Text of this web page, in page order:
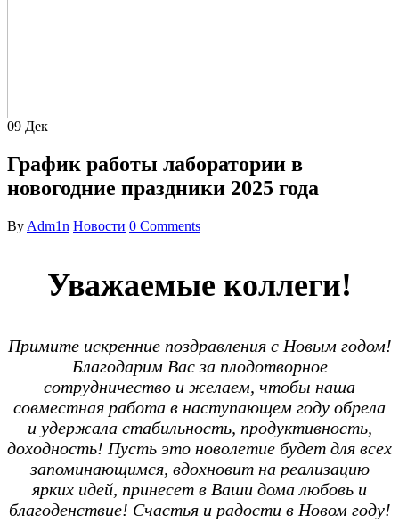
09 Дек
График работы лаборатории в
новогодние праздники 2025 года
By Adm1n Новости 0 Comments
Уважаемые коллеги!
Примите искренние поздравления с Новым годом!
Благодарим Вас за плодотворное
сотрудничество и желаем, чтобы наша
совместная работа в наступающем году обрела
и удержала стабильность, продуктивность,
доходность! Пусть это новолетие будет для всех
запоминающимся, вдохновит на реализацию
ярких идей, принесет в Ваши дома любовь и
благоденствие! Счастья и радости в Новом году!